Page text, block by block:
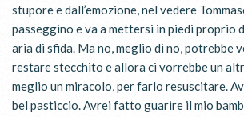
stupore e dall’emozione, nel vedere
passeggino e va a mettersi in piedi proprio
aria di sfida. Ma no, meglio di no, potrebbe
restare stecchito e allora ci vorrebbe un
meglio un miracolo, per farlo resuscitare.
bel pasticcio. Avrei fatto guarire il mio